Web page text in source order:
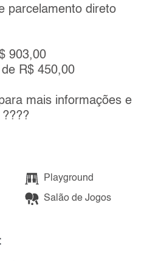
parcelamento direto
903,00
R$ 450,00
mais informações e
Playground
Salão de Jogos